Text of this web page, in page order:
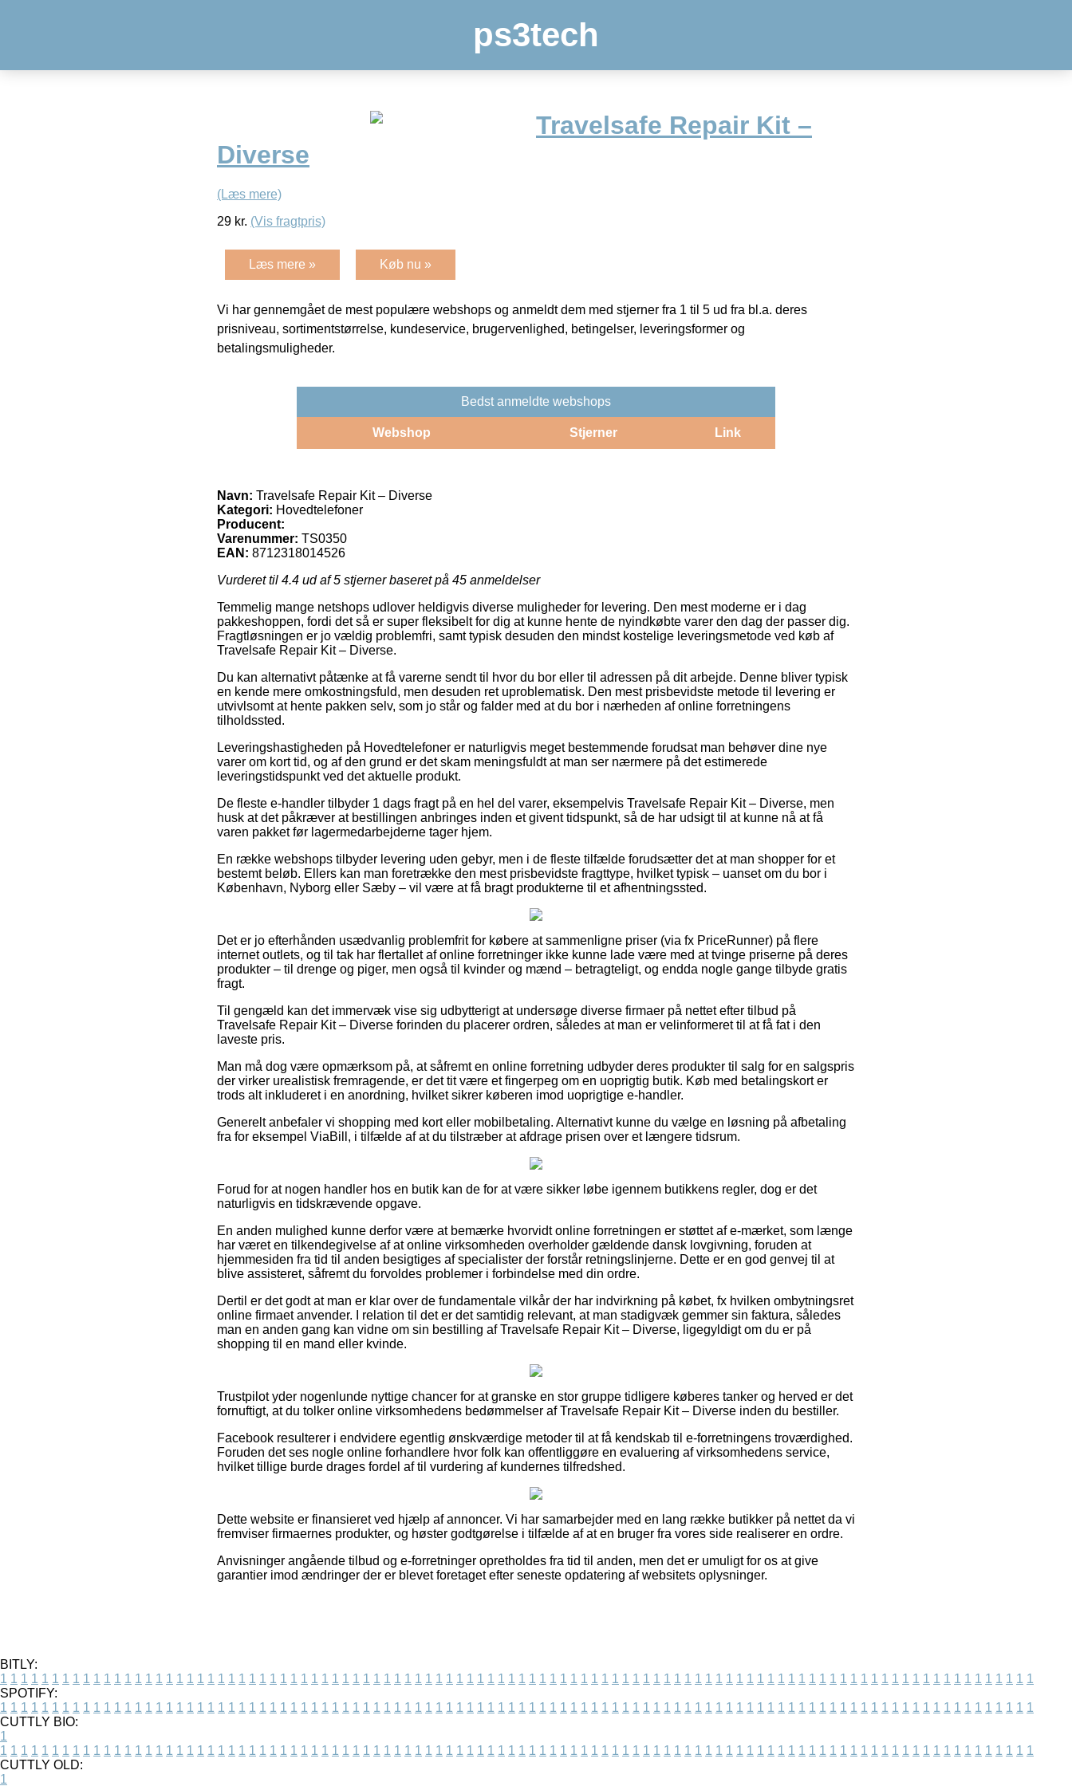
ps3tech
Travelsafe Repair Kit –
Diverse
(Læs mere)
29 kr. (Vis fragtpris)
Læs mere » Køb nu »
Vi har gennemgået de mest populære webshops og anmeldt dem med stjerner fra 1 til 5 ud fra bl.a. deres
prisniveau, sortimentstørrelse, kundeservice, brugervenlighed, betingelser, leveringsformer og
betalingsmuligheder.
Bedst anmeldte webshops
Webshop Stjerner Link
Navn: Travelsafe Repair Kit – Diverse
Kategori: Hovedtelefoner
Producent:
Varenummer: TS0350
EAN: 8712318014526
Vurderet til 4.4 ud af 5 stjerner baseret på 45 anmeldelser
Temmelig mange netshops udlover heldigvis diverse muligheder for levering. Den mest moderne er i dag
pakkeshoppen, fordi det så er super fleksibelt for dig at kunne hente de nyindkøbte varer den dag der passer dig.
Fragtløsningen er jo vældig problemfri, samt typisk desuden den mindst kostelige leveringsmetode ved køb af
Travelsafe Repair Kit – Diverse.
Du kan alternativt påtænke at få varerne sendt til hvor du bor eller til adressen på dit arbejde. Denne bliver typisk
en kende mere omkostningsfuld, men desuden ret uproblematisk. Den mest prisbevidste metode til levering er
utvivlsomt at hente pakken selv, som jo står og falder med at du bor i nærheden af online forretningens
tilholdssted.
Leveringshastigheden på Hovedtelefoner er naturligvis meget bestemmende forudsat man behøver dine nye
varer om kort tid, og af den grund er det skam meningsfuldt at man ser nærmere på det estimerede
leveringstidspunkt ved det aktuelle produkt.
De fleste e-handler tilbyder 1 dags fragt på en hel del varer, eksempelvis Travelsafe Repair Kit – Diverse, men
husk at det påkræver at bestillingen anbringes inden et givent tidspunkt, så de har udsigt til at kunne nå at få
varen pakket før lagermedarbejderne tager hjem.
En række webshops tilbyder levering uden gebyr, men i de fleste tilfælde forudsætter det at man shopper for et
bestemt beløb. Ellers kan man foretrække den mest prisbevidste fragttype, hvilket typisk – uanset om du bor i
København, Nyborg eller Sæby – vil være at få bragt produkterne til et afhentningssted.
Det er jo efterhånden usædvanlig problemfrit for købere at sammenligne priser (via fx PriceRunner) på flere
internet outlets, og til tak har flertallet af online forretninger ikke kunne lade være med at tvinge priserne på deres
produkter – til drenge og piger, men også til kvinder og mænd – betragteligt, og endda nogle gange tilbyde gratis
fragt.
Til gengæld kan det immervæk vise sig udbytterigt at undersøge diverse firmaer på nettet efter tilbud på
Travelsafe Repair Kit – Diverse forinden du placerer ordren, således at man er velinformeret til at få fat i den
laveste pris.
Man må dog være opmærksom på, at såfremt en online forretning udbyder deres produkter til salg for en salgspris
der virker urealistisk fremragende, er det tit være et fingerpeg om en uoprigtig butik. Køb med betalingskort er
trods alt inkluderet i en anordning, hvilket sikrer køberen imod uoprigtige e-handler.
Generelt anbefaler vi shopping med kort eller mobilbetaling. Alternativt kunne du vælge en løsning på afbetaling
fra for eksempel ViaBill, i tilfælde af at du tilstræber at afdrage prisen over et længere tidsrum.
Forud for at nogen handler hos en butik kan de for at være sikker løbe igennem butikkens regler, dog er det
naturligvis en tidskrævende opgave.
En anden mulighed kunne derfor være at bemærke hvorvidt online forretningen er støttet af e-mærket, som længe
har været en tilkendegivelse af at online virksomheden overholder gældende dansk lovgivning, foruden at
hjemmesiden fra tid til anden besigtiges af specialister der forstår retningslinjerne. Dette er en god genvej til at
blive assisteret, såfremt du forvoldes problemer i forbindelse med din ordre.
Dertil er det godt at man er klar over de fundamentale vilkår der har indvirkning på købet, fx hvilken ombytningsret
online firmaet anvender. I relation til det er det samtidig relevant, at man stadigvæk gemmer sin faktura, således
man en anden gang kan vidne om sin bestilling af Travelsafe Repair Kit – Diverse, ligegyldigt om du er på
shopping til en mand eller kvinde.
Trustpilot yder nogenlunde nyttige chancer for at granske en stor gruppe tidligere køberes tanker og herved er det
fornuftigt, at du tolker online virksomhedens bedømmelser af Travelsafe Repair Kit – Diverse inden du bestiller.
Facebook resulterer i endvidere egentlig ønskværdige metoder til at få kendskab til e-forretningens troværdighed.
Foruden det ses nogle online forhandlere hvor folk kan offentliggøre en evaluering af virksomhedens service,
hvilket tillige burde drages fordel af til vurdering af kundernes tilfredshed.
Dette website er finansieret ved hjælp af annoncer. Vi har samarbejder med en lang række butikker på nettet da vi
fremviser firmaernes produkter, og høster godtgørelse i tilfælde af at en bruger fra vores side realiserer en ordre.
Anvisninger angående tilbud og e-forretninger opretholdes fra tid til anden, men det er umuligt for os at give
garantier imod ændringer der er blevet foretaget efter seneste opdatering af websitets oplysninger.
BITLY:
1 1 1 1 1 1 1 1 1 1 1 1 1 1 1 1 1 1 1 1 1 1 1 1 1 1 1 1 1 1 1 1 1 1 1 1 1 1 1 1 1 1 1 1 1 1 1 1 1 1 1 1 1 1 1 1 1 1 1 1 1 1 1 1 1 1 1 1 1 1 1 1 1 1 1 1 1 1 1 1 1 1 1 1 1 1 1 1 1 1 1 1 1 1 1 1 1 1 1 1
SPOTIFY:
1 1 1 1 1 1 1 1 1 1 1 1 1 1 1 1 1 1 1 1 1 1 1 1 1 1 1 1 1 1 1 1 1 1 1 1 1 1 1 1 1 1 1 1 1 1 1 1 1 1 1 1 1 1 1 1 1 1 1 1 1 1 1 1 1 1 1 1 1 1 1 1 1 1 1 1 1 1 1 1 1 1 1 1 1 1 1 1 1 1 1 1 1 1 1 1 1 1 1 1
CUTTLY BIO:
1
1 1 1 1 1 1 1 1 1 1 1 1 1 1 1 1 1 1 1 1 1 1 1 1 1 1 1 1 1 1 1 1 1 1 1 1 1 1 1 1 1 1 1 1 1 1 1 1 1 1 1 1 1 1 1 1 1 1 1 1 1 1 1 1 1 1 1 1 1 1 1 1 1 1 1 1 1 1 1 1 1 1 1 1 1 1 1 1 1 1 1 1 1 1 1 1 1 1 1 1
CUTTLY OLD:
1